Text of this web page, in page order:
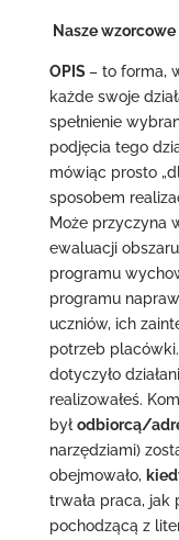
Nasze
OPIS – to forma,
każde swoje
spełnienie
podjęcia tego
mówiąc prosto
sposobem
Może przyczyna
ewaluacji
programu
programu
uczniów, ich
potrzeb
dotyczyło
realizowałeś.
był odbiorcą/
narzędziami)
obejmowało,
trwała praca, jak
pochodzącą z